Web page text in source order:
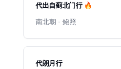
代出自蓟北门行 🔥
南北朝 - 鲍照
代朗月行